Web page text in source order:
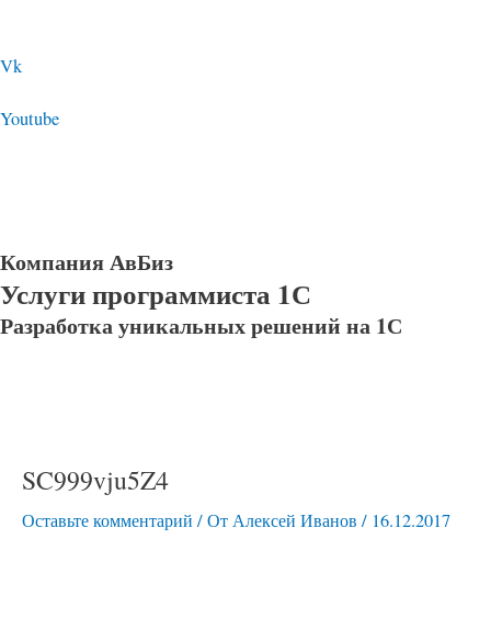
Vk
Youtube
Компания АвБиз
Услуги программиста 1С
Разработка уникальных решений на 1С
SC999vju5Z4
Оставьте комментарий / ОтАлексей Иванов / 16.12.2017